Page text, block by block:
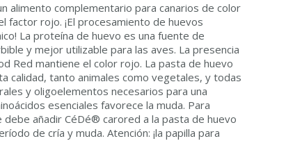
alimento complementario para canarios de color
factor rojo. ¡El procesamiento de huevos
La proteína de huevo es una fuente de
y mejor utilizable para las aves. La presencia
Red mantiene el color rojo. La pasta de huevo
calidad, tanto animales como vegetales, y todas
y oligoelementos necesarios para una
esenciales favorece la muda. Para
añadir CéDé® carored a la pasta de huevo
de cría y muda. Atención: ¡la papilla para